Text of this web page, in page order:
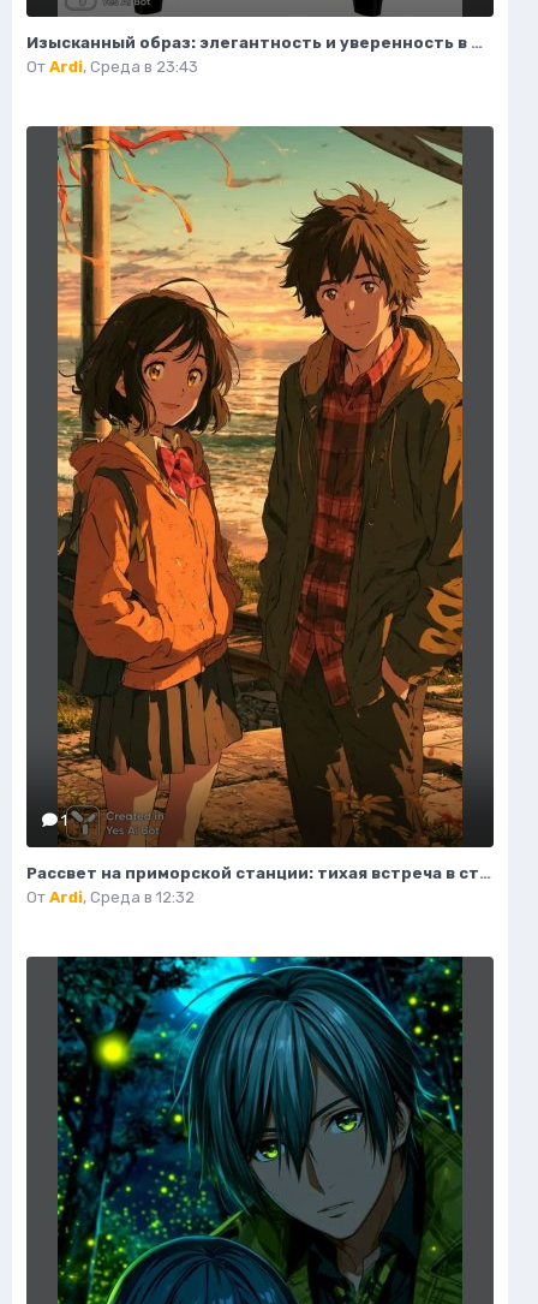
Изысканный образ: элегантность и уверенность в деталях. Нейросеть Flux.1
От Ardi, Среда в 23:43
1
Рассвет на приморской станции: тихая встреча в стиле аниме. Картинка из нейронной сети Midjourney
От Ardi, Среда в 12:32